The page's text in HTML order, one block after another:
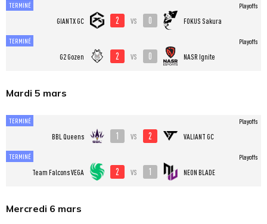
TERMINÉ
GIANTX GC 2 vs 0 FOKUS Sakura
Playoffs
TERMINÉ
G2 Gozen 2 vs 0 NASR Ignite
Playoffs
Mardi 5 mars
TERMINÉ
BBL Queens 1 vs 2 VALIANT GC
Playoffs
TERMINÉ
Team Falcons VEGA 2 vs 1 NEON BLADE
Playoffs
Mercredi 6 mars